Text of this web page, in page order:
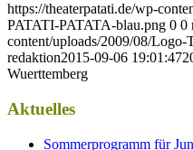
https://theaterpatati.de/wp-
PATATI-PATATA-blau.png 0 0
content/uploads/2009/08/
redaktion2015-09-06 19:01:47
Wuerttemberg
Aktuelles
Sommerprogramm für